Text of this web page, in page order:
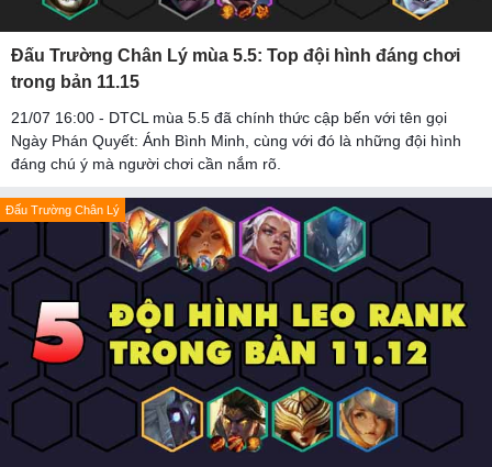
Đấu Trường Chân Lý mùa 5.5: Top đội hình đáng chơi
trong bản 11.15
21/07 16:00 - DTCL mùa 5.5 đã chính thức cập bến với tên gọi
Ngày Phán Quyết: Ánh Bình Minh, cùng với đó là những đội hình
đáng chú ý mà người chơi cần nắm rõ.
Đấu Trường Chân Lý